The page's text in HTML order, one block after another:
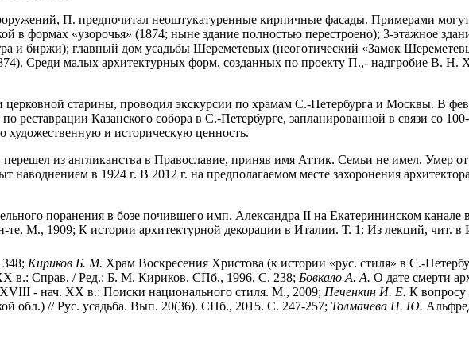
П. предпочитал неоштукатуренные кирпичные фасады. Примерами
в формах «узорочья» (1874; ныне здание полностью перестроено); 3-этажное
и биржи); главный дом усадьбы Шереметевых (неоготический «Замок
Среди малых архитектурных форм, созданных по проекту П.,- надгробие В. Н.
церковной старины, проводил экскурсии по храмам С.-Петербурга и Москвы. В
реставрации Казанского собора в С.-Петербурге, запланированной в связи со
художественную и историческую ценность.
из англиканства в Православие, приняв имя Аттик. Семьи не имел. Умер
в 1924 г. В 2012 г. на предполагаемом месте захоронения
поранения в бозе почившего имп. Александра II на Екатерининском
те. М., 1909; К истории архитектурной декорации в Италии. Т. 1: Из лекций,
Кириков Б. М. Храм Воскресения Христова (к истории «рус. стиля» в С.-
в.: Справ. / Ред.: Б. М. Кириков. СПб., 1996. С. 238; Бовкало А. А. О дате смерти
- нач. XX в.: Поиски национального стиля. М., 2009; Печенкин И. Е. К вопросу
обл.) // Рус. усадьба. Вып. 20(36). СПб., 2015. С. 247-257; Толмачева Н. Ю.